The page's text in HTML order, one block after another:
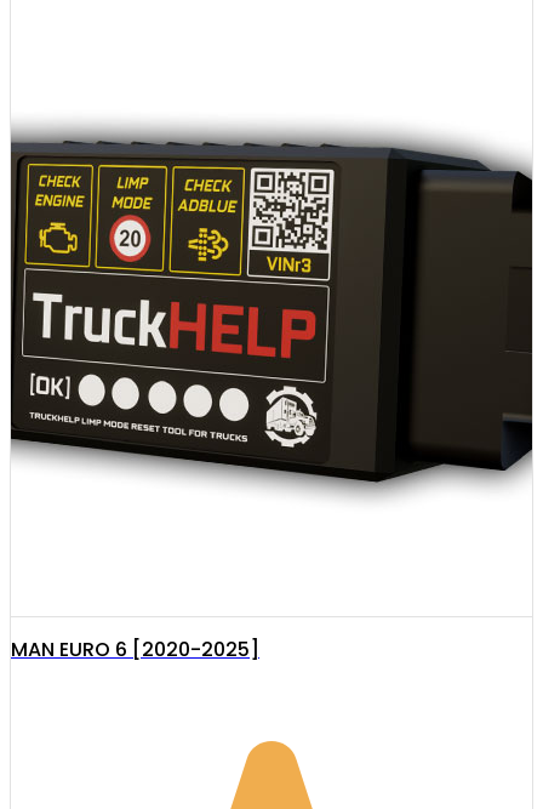
MAN EURO 6 [2020-2025]